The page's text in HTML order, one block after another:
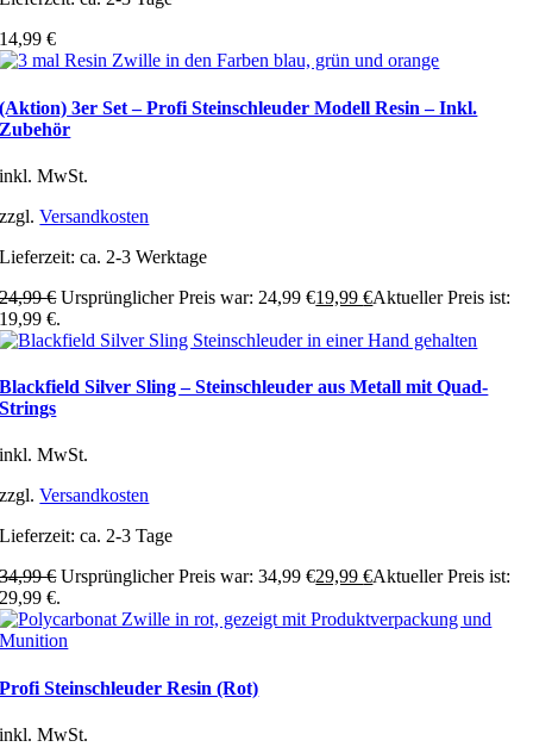
14,99€
(Aktion) 3er Set – Profi Steinschleuder Modell Resin – Inkl.
Zubehör
inkl. MwSt.
zzgl.Versandkosten
Lieferzeit:ca. 2-3 Werktage
24,99€ Ursprünglicher Preis war: 24,99 €19,99€Aktueller Preis ist:
19,99 €.
Blackfield Silver Sling – Steinschleuder aus Metall mit Quad-
Strings
inkl. MwSt.
zzgl.Versandkosten
Lieferzeit:ca. 2-3 Tage
34,99€ Ursprünglicher Preis war: 34,99 €29,99€Aktueller Preis ist:
29,99 €.
Profi Steinschleuder Resin (Rot)
inkl. MwSt.